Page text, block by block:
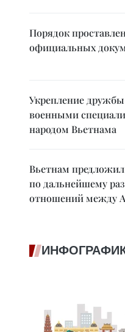
Порядок
официальных
Укрепление
военными
народом Вьетнама
Вьетнам
по дальнейшему
отношений между